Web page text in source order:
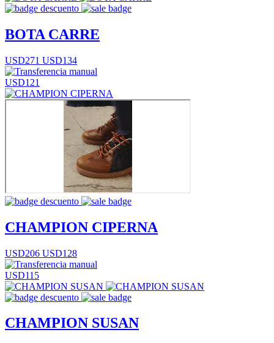
BOTA CARRE
USD271 USD134
USD121
CHAMPION CIPERNA
USD206 USD128
USD115
CHAMPION SUSAN